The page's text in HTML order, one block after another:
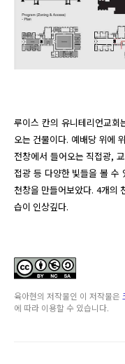
루이스 칸의 유니테리언교
오는 건물이다. 예배당 위에
전창에서 들어오는 직접광,
접광 등 다양한 빛들을 볼 수
천창을 만들어보았다. 4개의
습이 인상깊다.
육아현의 저작물인 이 저작물은
에 따라 이용할 수 있습니다.